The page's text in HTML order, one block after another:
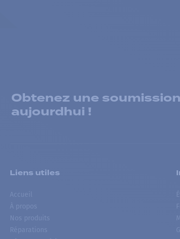
Obtenez une
aujourdhui !
Liens utiles
Accueil
À propos
Nos produits
Réparations